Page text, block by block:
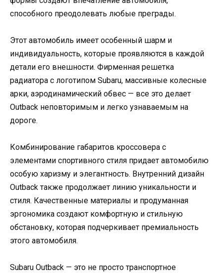
способного преодолевать любые преграды.
Этот автомобиль имеет особенный шарм и
индивидуальность, которые проявляются в каждой
детали его внешности. Фирменная решетка
радиатора с логотипом Subaru, массивные колесные
арки, аэродинамический обвес — все это делает
Outback неповторимым и легко узнаваемым на
дороге.
Комбинирование габаритов кроссовера с
элементами спортивного стиля придает автомобилю
особую харизму и элегантность. Внутренний дизайн
Outback также продолжает линию уникальности и
стиля. Качественные материалы и продуманная
эргономика создают комфортную и стильную
обстановку, которая подчеркивает премиальность
этого автомобиля.
Subaru Outback — это не просто транспортное